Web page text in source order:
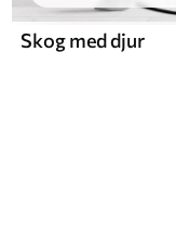
Skog med djur